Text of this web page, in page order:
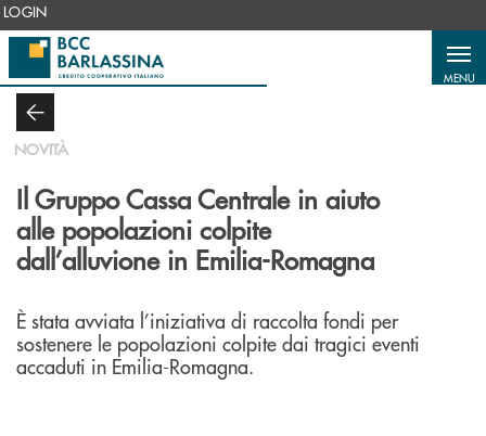
Salta al contenuto principale
LOGIN
MENU
NOVITÀ
Il Gruppo Cassa Centrale in aiuto
alle popolazioni colpite
dall’alluvione in Emilia-Romagna
È stata avviata l’iniziativa di raccolta fondi per
sostenere le popolazioni colpite dai tragici eventi
accaduti in Emilia-Romagna.